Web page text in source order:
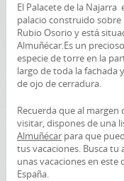
El Palacete de la
palacio construido sobre
Rubio Osorio y está
Almuñécar.Es un
especie de torre en la
largo de toda la fachada
de ojo de cerradura.
Recuerda que al
visitar, dispones de una
Almuñécarpara que
tus vacaciones. Busca
unas vacaciones en
España.